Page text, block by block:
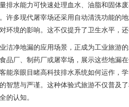
排水能力可快速处理血水、油脂和固体
许多现代屠宰场还采用自动清洗功能的
环境的影响。这不仅提升了卫生水平，还
洁净地漏的应用场景，正成为工业旅游
品厂、制药厂或屠宰场，展示这些地漏
能亲眼目睹高科技排水系统如何运作，
智慧与严谨。这种体验式旅游不仅普及
的认知。